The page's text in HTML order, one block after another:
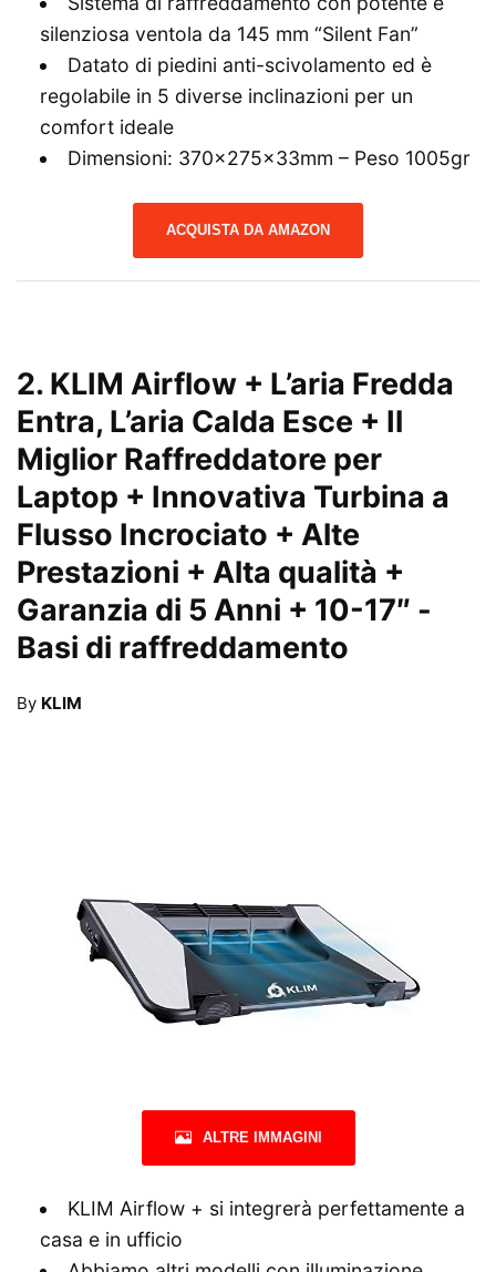
silenziosa ventola da 145 mm “Silent Fan”
Datato di piedini anti-scivolamento ed è
regolabile in 5 diverse inclinazioni per un
comfort ideale
Dimensioni: 370x275x33mm – Peso 1005gr
ACQUISTA DA AMAZON
2. KLIM Airflow + L’aria Fredda
Entra, L’aria Calda Esce + Il
Miglior Raffreddatore per
Laptop + Innovativa Turbina a
Flusso Incrociato + Alte
Prestazioni + Alta qualità +
Garanzia di 5 Anni + 10-17″ -
Basi di raffreddamento
By KLIM
ALTRE IMMAGINI
KLIM Airflow + si integrerà perfettamente a
casa e in ufficio